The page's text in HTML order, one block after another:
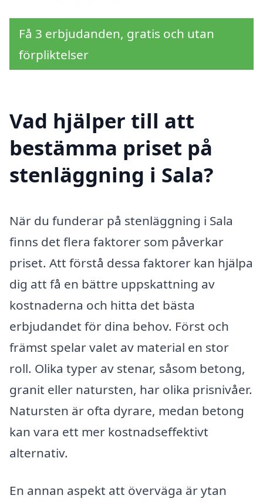
Få 3 erbjudanden, gratis och utan
förpliktelser
Vad hjälper till att
bestämma priset på
stenläggning i Sala?
När du funderar på stenläggning i Sala
finns det flera faktorer som påverkar
priset. Att förstå dessa faktorer kan hjälpa
dig att få en bättre uppskattning av
kostnaderna och hitta det bästa
erbjudandet för dina behov. Först och
främst spelar valet av material en stor
roll. Olika typer av stenar, såsom betong,
granit eller natursten, har olika prisnivåer.
Natursten är ofta dyrare, medan betong
kan vara ett mer kostnadseffektivt
alternativ.
En annan aspekt att överväga är ytan